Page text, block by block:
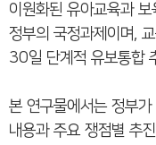
이원화된 유아교육과
정부의 국정과제이며,
30일 단계적 유보통합
본 연구물에서는 정부
내용과 주요 쟁점별 추